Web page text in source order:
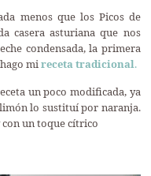
menos que los Picos de
casera asturiana que nos
condensada, la primera
mireceta tradicional.
un poco modificada, ya
lo sustituí por naranja.
un toque cítrico